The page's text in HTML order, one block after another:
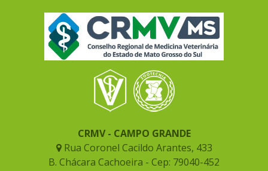
CRMV - CAMPO GRANDE
Rua Coronel Cacildo Arantes, 433
B. Chácara Cachoeira - Cep: 79040-452